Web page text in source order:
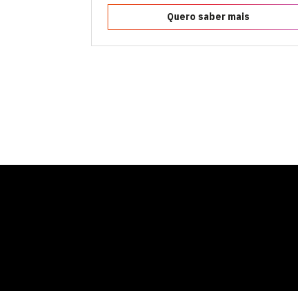
Quero saber mais